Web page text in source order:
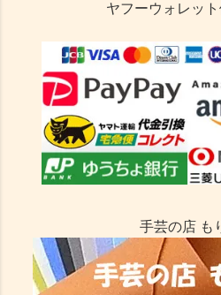
ヤフーウォレット
手芸の店 も